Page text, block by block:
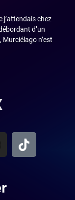
j’attendais chez
d’un
n’est